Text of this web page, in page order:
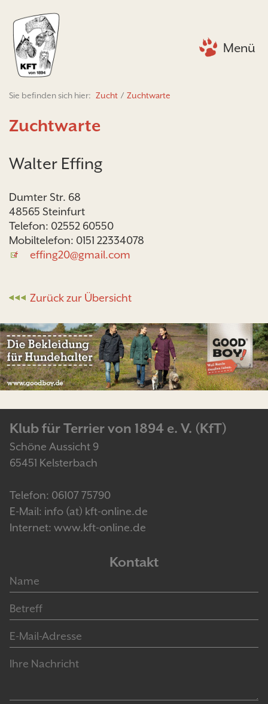
Menü
Sie befinden sich hier: Zucht / Zuchtwarte
Zuchtwarte
Walter Effing
Dumter Str. 68
48565 Steinfurt
Telefon: 02552 60550
Mobiltelefon: 0151 22334078
effing20@gmail.com
Zurück zur Übersicht
Klub für Terrier von 1894 e. V. (KfT)
Schöne Aussicht 9
65451 Kelsterbach
Telefon: 06107 75790
E-Mail: info (at) kft-online.de
Internet: www.kft-online.de
Kontakt